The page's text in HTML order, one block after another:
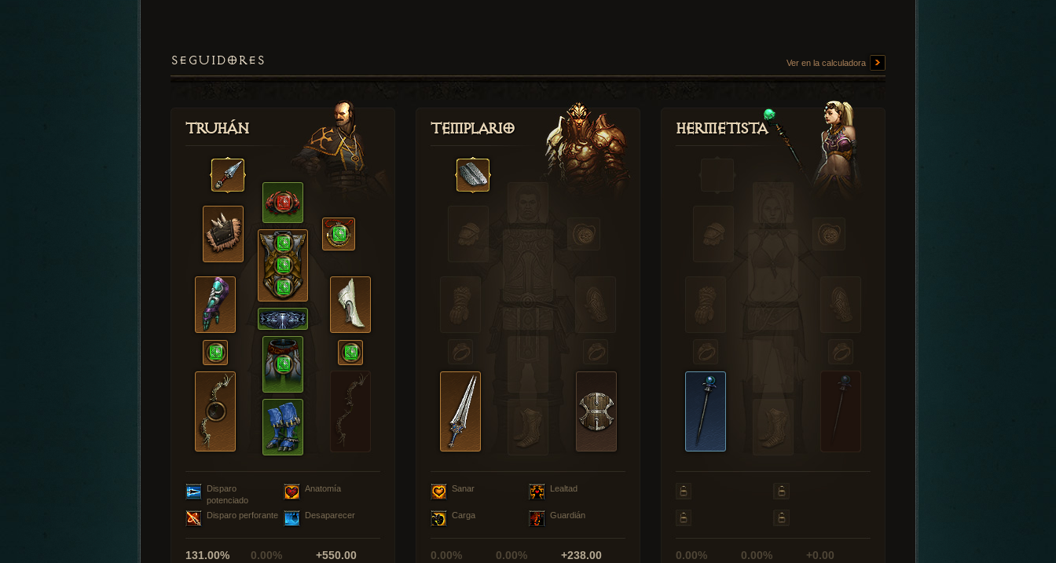
SEGUIDORES Ver en la calculadora
Truhán
Disparo
potenciado
Anatomía
Disparo perforante Desaparecer
131.00% 0.00% +550.00
Templario
Sanar Lealtad
Carga Guardián
0.00% 0.00% +238.00
Hermetista
0.00% 0.00% +0.00